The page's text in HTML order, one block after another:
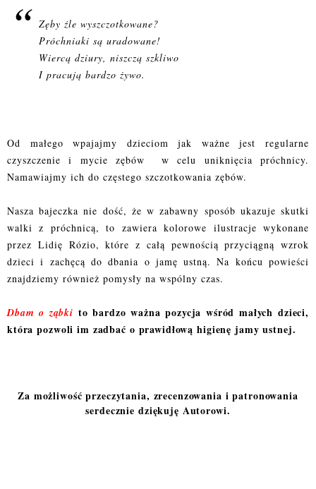
Zęby źle wyszczotkowane?
Próchniaki są uradowane!
Wiercą dziury, niszczą szkliwo
I pracują bardzo żywo.
Od małego wpajajmy dzieciom jak ważne jest regularne
czyszczenie i mycie zębów
w celu uniknięcia próchnicy.
Namawiajmy ich do częstego szczotkowania zębów.
Nasza bajeczka nie dość, że w zabawny sposób ukazuje skutki
walki z próchnicą, to zawiera kolorowe ilustracje wykonane
przez Lidię Rózio, które z całą pewnością przyciągną wzrok
dzieci i zachęcą do dbania o jamę ustną. Na końcu powieści
znajdziemy również pomysły na wspólny czas.
Dbam o ząbki to bardzo ważna pozycja wśród małych dzieci,
która pozwoli im zadbać o prawidłową higienę jamy ustnej.
Za możliwość przeczytania, zrecenzowania i patronowania
serdecznie dziękuję Autorowi.